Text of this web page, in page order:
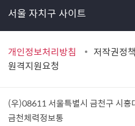
서울 자치구 사이트
개인정보처리방침 저작권정책
원격지원요청
(우)08611 서울특별시 금천구 시
금천체력정보통